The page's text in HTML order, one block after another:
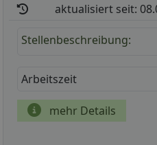
aktualisiert seit:
Stellenbeschreibung:
Arbeitszeit
mehr Details